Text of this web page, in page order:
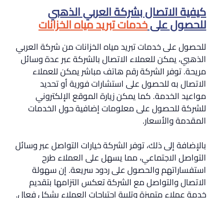
كيفية الاتصال بشركة العربي الذهبي
للحصول علىخدمات تبريد مياه الخزانات
للحصول على خدمات تبريد مياه الخزانات من شركة العربي
الذهبي، يمكن للعملاء الاتصال بالشركة عبر عدة وسائل
مريحة. توفر الشركة رقم هاتف مباشر يمكن للعملاء
الاتصال به للحصول على استشارات فورية أو تحديد
مواعيد الخدمة. كما يمكن زيارة الموقع الإلكتروني
للشركة للحصول على معلومات إضافية حول الخدمات
المقدمة والأسعار.
بالإضافة إلى ذلك، توفر الشركة خيارات التواصل عبر وسائل
التواصل الاجتماعي، مما يسهل على العملاء طرح
استفساراتهم والحصول على ردود سريعة. إن سهولة
الاتصال والتواصل مع الشركة تعكس التزامها بتقديم
خدمة عملاء متميزة وتلبية احتياجات العملاء بشكل فعال.